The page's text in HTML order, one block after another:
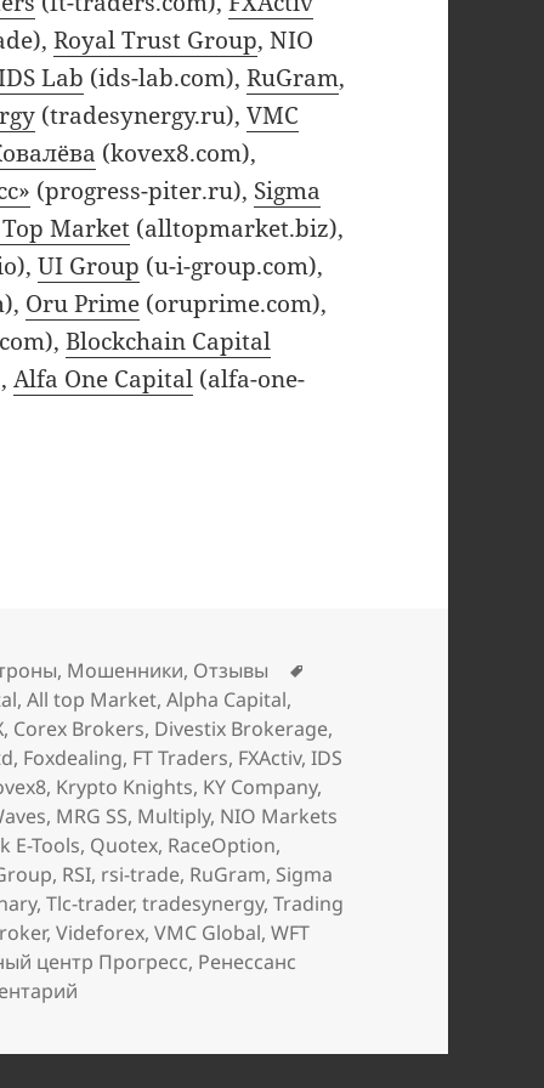
Royal Trust Group, NIO
Lab (ids-lab.com),RuGram,
(tradesynergy.ru),VMC
(kovex8.com),
(progress-piter.ru), Sigma
Market (alltopmarket.biz),
UI Group (u-i-group.com),
Oru Prime (oruprime.com),
Blockchain Capital
Alfa One Capital (alfa-one-
, Мошенники, Отзывы
,All top Market,Alpha Capital,
, Corex Brokers, Divestix Brokerage,
, Foxdealing, FT Traders, FXActiv,IDS
, Krypto Knights, KY Company,
, MRG SS, Multiply, NIO Markets
E-Tools, Quotex, RaceOption,
, RSI, rsi-trade, RuGram, Sigma
,Tlc-trader,tradesynergy,Trading
,Videforex,VMC Global,WFT
центр Прогресс, Ренессанс